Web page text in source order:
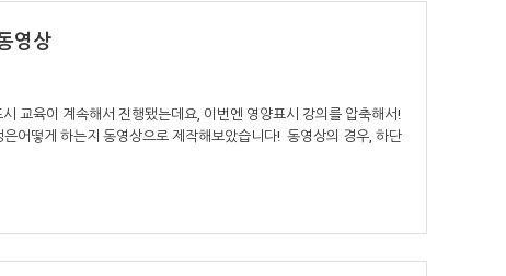
영상
교육이 계속해서 진행됐는데요, 이번엔 영양표시 강의를 압축해서!
어떻게 하는지 동영상으로 제작해보았습니다! 동영상의 경우, 하단